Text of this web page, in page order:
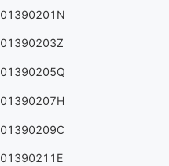
01390201N
01390203Z
01390205Q
01390207H
01390209C
01390211E